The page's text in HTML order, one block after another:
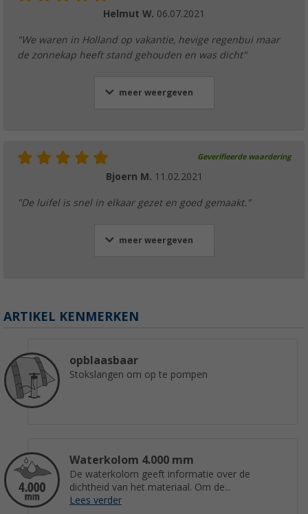
Helmut W. 06.07.2021
"We waren in Holland op vakantie, hevige regenbui maar
de zonnekap heeft stand gehouden en was dicht"
meer weergeven
Geverifieerde waardering
Bjoern M. 11.02.2021
"De luifel is snel in elkaar gezet en goed gemaakt."
meer weergeven
ARTIKEL KENMERKEN
opblaasbaar
Stokslangen om op te pompen
Waterkolom 4.000 mm
De waterkolom geeft informatie over de
dichtheid van het materiaal. Om de...
Lees verder